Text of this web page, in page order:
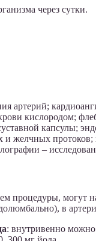
через сутки.
артерий;
кислородом;
капсулы;
желчных
–
процедуры, могут
в
: внутривенно